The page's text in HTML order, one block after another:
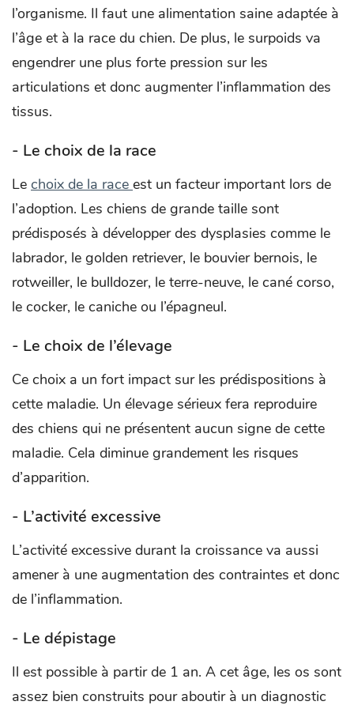
l’organisme. Il faut une alimentation saine adaptée à
l’âge et à la race du chien. De plus, le surpoids va
engendrer une plus forte pression sur les
articulations et donc augmenter l’inflammation des
tissus.
- Le choix de la race
Le choix de la race est un facteur important lors de
l’adoption. Les chiens de grande taille sont
prédisposés à développer des dysplasies comme le
labrador, le golden retriever, le bouvier bernois, le
rotweiller, le bulldozer, le terre-neuve, le cané corso,
le cocker, le caniche ou l’épagneul.
- Le choix de l’élevage
Ce choix a un fort impact sur les prédispositions à
cette maladie. Un élevage sérieux fera reproduire
des chiens qui ne présentent aucun signe de cette
maladie. Cela diminue grandement les risques
d’apparition.
- L’activité excessive
L’activité excessive durant la croissance va aussi
amener à une augmentation des contraintes et donc
de l’inflammation.
- Le dépistage
Il est possible à partir de 1 an. A cet âge, les os sont
assez bien construits pour aboutir à un diagnostic